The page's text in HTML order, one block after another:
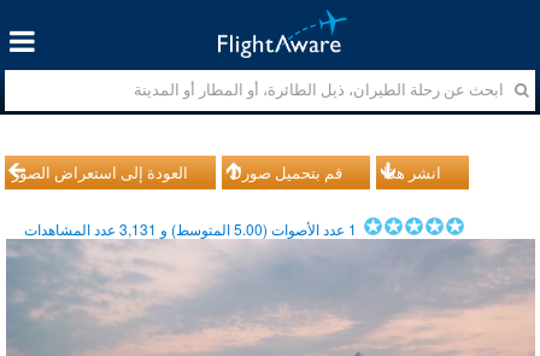
العودة إلى استعراض الصور قم بتحميل صورك انشر هذا
1 عدد الأصوات (5.00المتوسط) و 3,131عدد المشاهدات